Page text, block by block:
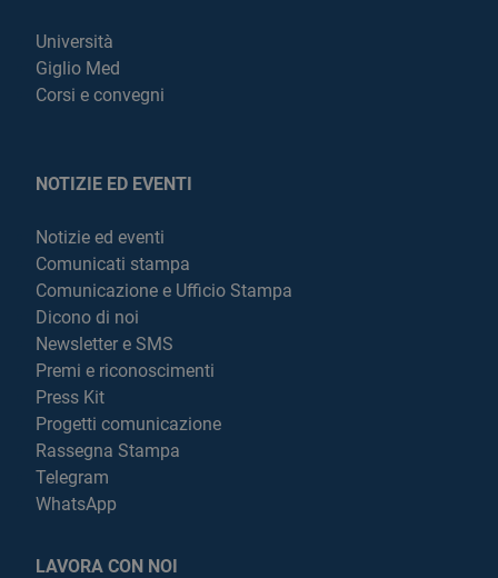
Università
Giglio Med
Corsi e convegni
NOTIZIE ED EVENTI
Notizie ed eventi
Comunicati stampa
Comunicazione e Ufficio Stampa
Dicono di noi
Newsletter e SMS
Premi e riconoscimenti
Press Kit
Progetti comunicazione
Rassegna Stampa
Telegram
WhatsApp
LAVORA CON NOI